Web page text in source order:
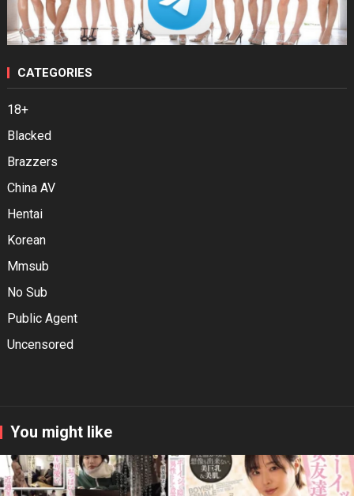
CATEGORIES
18+
Blacked
Brazzers
China AV
Hentai
Korean
Mmsub
No Sub
Public Agent
Uncensored
You might like